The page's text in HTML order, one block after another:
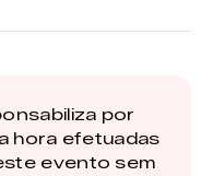
por
hora efetuadas
evento sem